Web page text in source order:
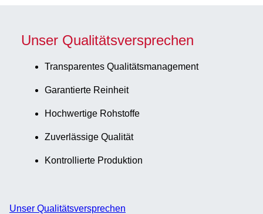
Unser Qualitätsversprechen
Transparentes Qualitätsmanagement
Garantierte Reinheit
Hochwertige Rohstoffe
Zuverlässige Qualität
Kontrollierte Produktion
Unser Qualitätsversprechen